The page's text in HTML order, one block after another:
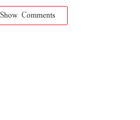
Show Comments